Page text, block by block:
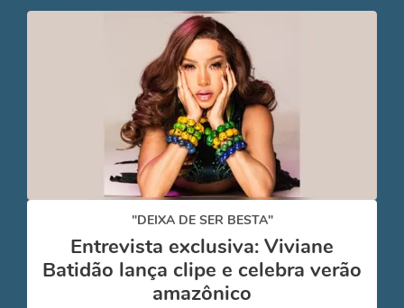
"DEIXA DE SER BESTA"
Entrevista exclusiva: Viviane
Batidão lança clipe e celebra verão
amazônico